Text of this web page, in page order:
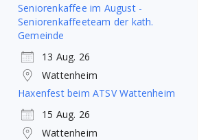
Seniorenkaffee im August -
Seniorenkaffeeteam der kath.
Gemeinde
13 Aug. 26
Wattenheim
Haxenfest beim ATSV Wattenheim
15 Aug. 26
Wattenheim